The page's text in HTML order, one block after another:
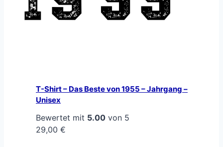
T-Shirt – Das Beste von 1955 – Jahrgang –
Unisex
Bewertet mit 5.00 von 5
29,00 €